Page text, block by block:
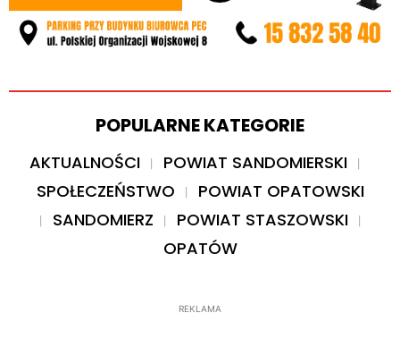
POPULARNE KATEGORIE
AKTUALNOŚCI
POWIAT SANDOMIERSKI
SPOŁECZEŃSTWO
POWIAT OPATOWSKI
SANDOMIERZ
POWIAT STASZOWSKI
OPATÓW
REKLAMA